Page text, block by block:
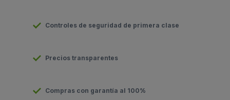
Controles de seguridad de primera clase
Precios transparentes
Compras con garantía al 100%